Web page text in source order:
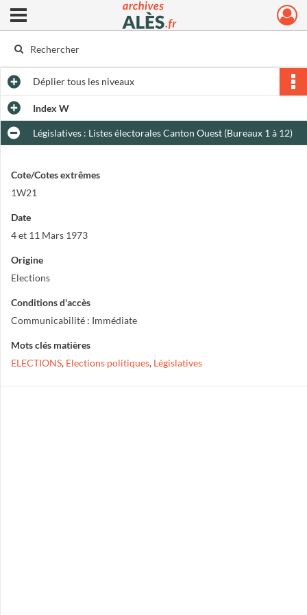
Archives municipales d'Alès
Ouvrir le menu déroulant
Dépliertous les niveaux
Index W
Législatives : Listes électorales Canton Ouest (Bureaux 1 à 12)
Cote/Cotes extrêmes
1W21
Date
4 et 11 Mars 1973
Origine
Elections
Conditions d'accès
Communicabilité : Immédiate
Mots clés matières
ELECTIONS, Elections politiques, Législatives